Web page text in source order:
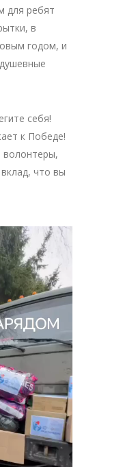
для ребят
в
годом, и
себя!
к Победе!
волонтеры,
что вы